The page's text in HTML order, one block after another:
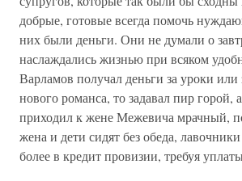
добрые, готовые всегда помочь
них были деньги. Они не думали о
наслаждались жизнью при всяком
Варламов получал деньги за уроки или
нового романса, то задавал пир горой,
приходил к жене Межевича мрачный,
жена и дети сидят без обеда,
более в кредит провизии, требуя